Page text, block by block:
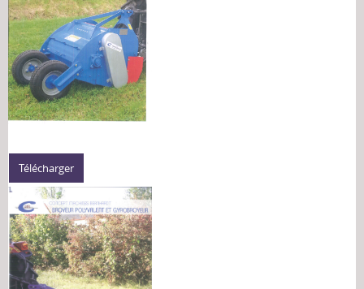
Télécharger